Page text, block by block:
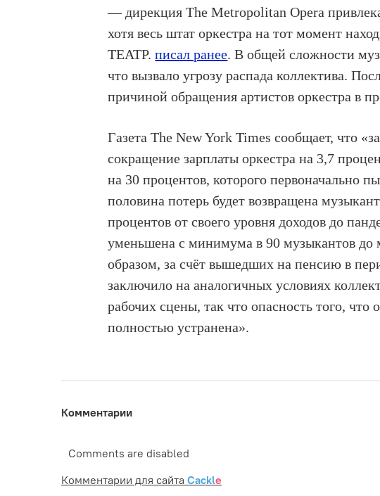
— дирекция The Metropolitan Opera
хотя весь штат оркестра на тот момент
ТЕАТР.писал ранее. В общей сложности
что вызвало угрозу распада коллектива.
причиной обращения артистов оркестра в
Газета The New York Times сообщает, что
сокращение зарплаты оркестра на 3,7
на 30 процентов, которого первоначально
половина потерь будет возвращена
процентов от своего уровня доходов до
уменьшена с минимума в 90 музыкантов
образом, за счёт вышедших на пенсию в
заключило на аналогичных условиях
рабочих сцены, так что опасность того, что
полностью устранена».
Комментарии
Comments are disabled
Комментарии для сайта Cackle